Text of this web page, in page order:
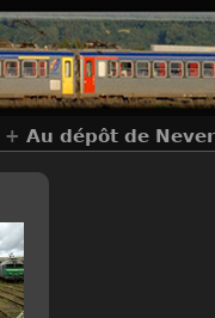
+ Au dépôt de